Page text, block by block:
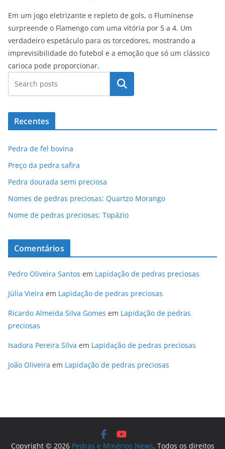
Em um jogo eletrizante e repleto de gols, o Fluminense
surpreende o Flamengo com uma vitória por 5 a 4. Um
verdadeiro espetáculo para os torcedores, mostrando a
imprevisibilidade do futebol e a emoção que só um clássico
carioca pode proporcionar.
Pesquisar
Recentes
Pedra de fel bovina
Preço da pedra safira
Pedra dourada semi preciosa
Nomes de pedras preciosas: Quartzo Morango
Nome de pedras preciosas: Topázio
Comentários
Pedro Oliveira Santos em Lapidação de pedras preciosas
Júlia Vieira em Lapidação de pedras preciosas
Ricardo Almeida Silva Gomes em Lapidação de pedras
preciosas
Isadora Pereira Silva em Lapidação de pedras preciosas
João Oliveira em Lapidação de pedras preciosas
Copyright © 2026 Pedras e Minérios News. Todos os direitos